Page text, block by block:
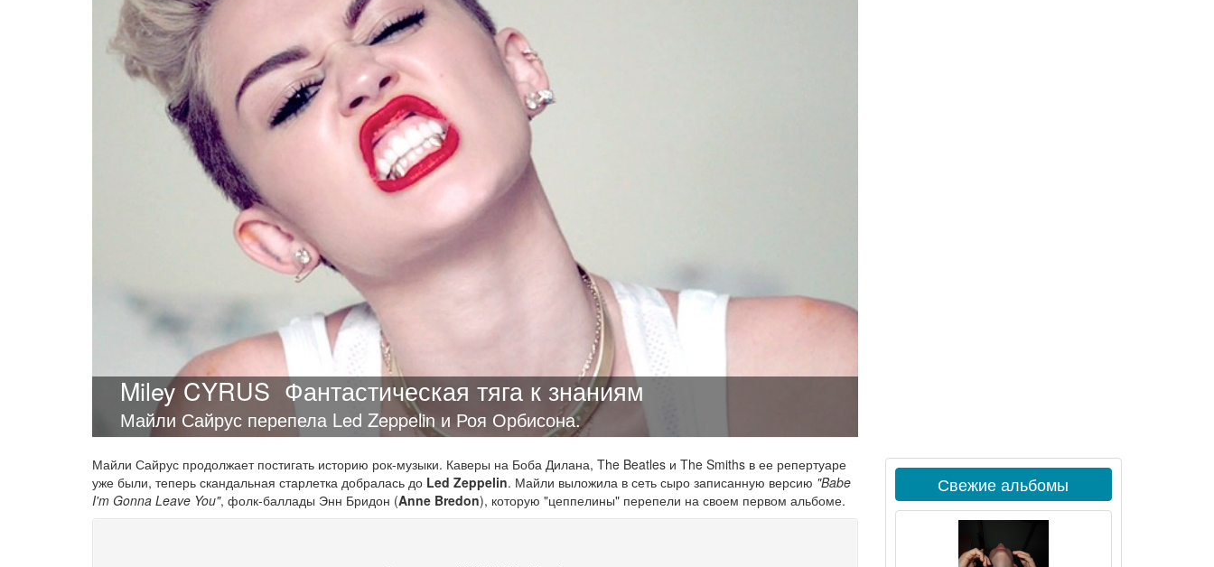
Miley CYRUS Фантастическая тяга к знаниям
Майли Сайрус перепела Led Zeppelin и Роя Орбисона.
Майли Сайрус продолжает постигать историю рок-музыки. Каверы на Боба Дилана, The Beatles и The Smiths в ее репертуаре
уже были, теперь скандальная старлетка добралась до Led Zeppelin. Майли выложила в сеть сыро записанную версию "Babe
I'm Gonna Leave You", фолк-баллады Энн Бридон (Anne Bredon), которую "цеппелины" перепели на своем первом альбоме.
Свежие альбомы